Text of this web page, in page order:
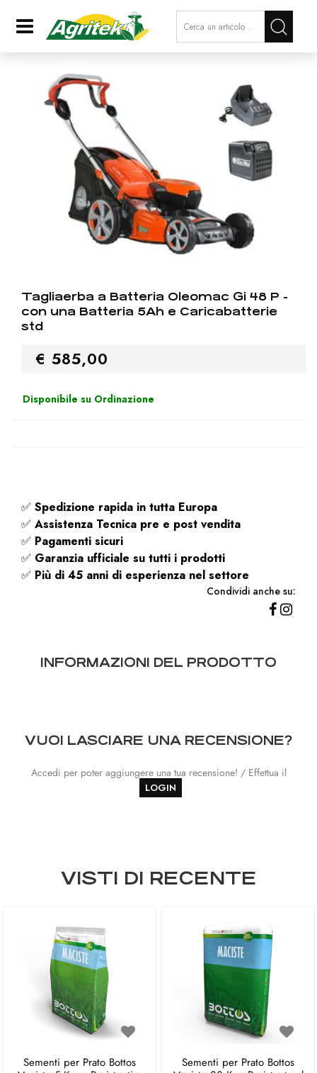
Open La modifica di un filtro
Tagliaerba a Batteria Oleomac Gi 48 P -
con una Batteria 5Ah e Caricabatterie
std
€ 585,00
Disponibile su Ordinazione
✅ Spedizione rapida in tutta Europa
✅ Assistenza Tecnica pre e post vendita
✅ Pagamenti sicuri
✅ Garanzia ufficiale su tutti i prodotti
✅ Più di 45 anni di esperienza nel settore
Condividi anche su:
INFORMAZIONI DEL PRODOTTO
VUOI LASCIARE UNA RECENSIONE?
Accedi per poter aggiungere una tua recensione! / Effettua il
LOGIN
VISTI DI RECENTE
Sementi per Prato Bottos
Sementi per Prato Bottos